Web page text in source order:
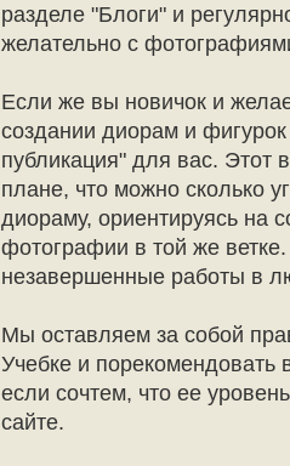
разделе "Блоги" и
желательно с
Если же вы новичок и
создании диорам и
публикация" для вас. Этот
плане, что можно сколько
диораму, ориентируясь на
фотографии в той же
незавершенные работы в
Мы оставляем за собой
Учебке и порекомендовать
если сочтем, что ее
сайте.